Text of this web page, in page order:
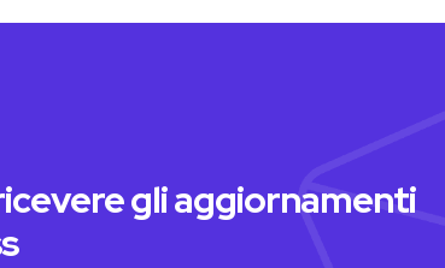
gli aggiornamenti